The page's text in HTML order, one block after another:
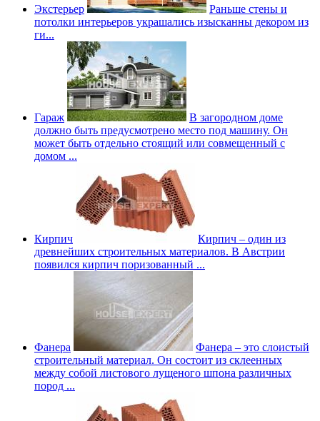
Экстерьер
Раньше стены и
потолки интерьеров украшались изысканны декором из
ги...
Гараж
В загородном доме
должно быть предусмотрено место под машину. Он
может быть отдельно стоящий или совмещенный с
домом ...
Кирпич
Кирпич – один из
древнейших строительных материалов. В Австрии
появился кирпич поризованный ...
Фанера
Фанера – это слоистый
строительный материал. Он состоит из склеенных
между собой листового лущеного шпона различных
пород ...